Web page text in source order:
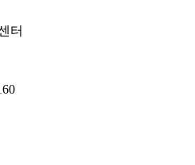
터